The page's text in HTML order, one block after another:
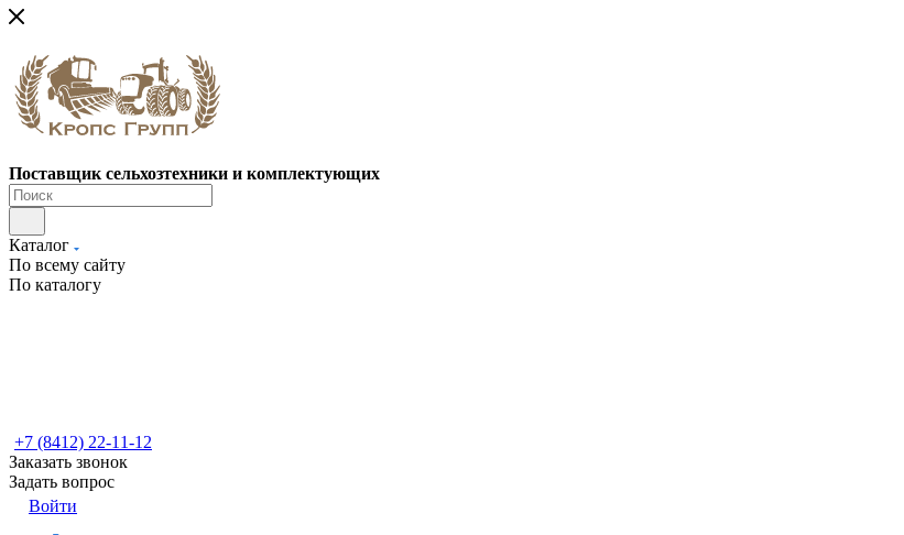
Поставщик сельхозтехники и комплектующих
Каталог
По всему сайту
По каталогу
+7 (8412) 22-11-12
Заказать звонок
Задать вопрос
Войти